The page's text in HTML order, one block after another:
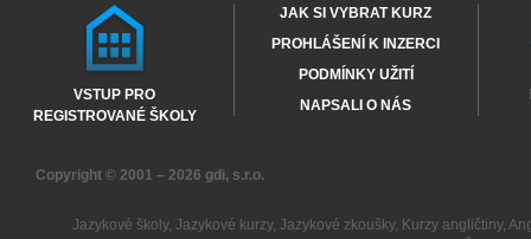
VSTUP PRO
REGISTROVANÉ ŠKOLY
JAK SI VYBRAT KURZ
PROHLÁŠENÍ K INZERCI
PODMÍNKY UŽITÍ
NAPSALI O NÁS
Copyright © 2001 – 2026 gdi, s.r.o.
Jazykové školy, Jazykové kurzy, Jazykové zkoušky, Kurzy angličtiny,